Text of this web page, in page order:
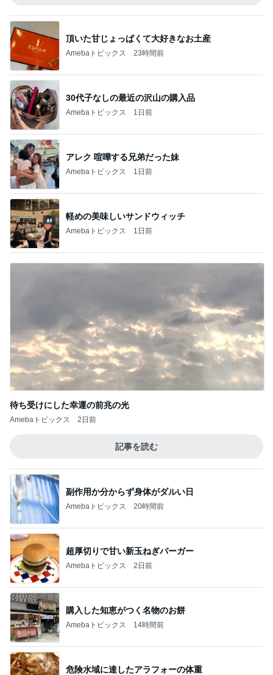
頂いた甘じょっぱくて大好きなお土産
Amebaトピックス 23時間前
30代子なしの最近の沢山の購入品
Amebaトピックス 1日前
アレク 喧嘩する兄弟だった妹
Amebaトピックス 1日前
軽めの美味しいサンドウィッチ
Amebaトピックス 1日前
待ち受けにした幸運の前兆の光
Amebaトピックス 2日前
記事を読む
副作用か分からず身体がダルい日
Amebaトピックス 20時間前
超厚切りで甘い新玉ねぎバーガー
Amebaトピックス 2日前
購入した知恵がつく名物のお餅
Amebaトピックス 14時間前
危険水域に達したアラフォーの体重